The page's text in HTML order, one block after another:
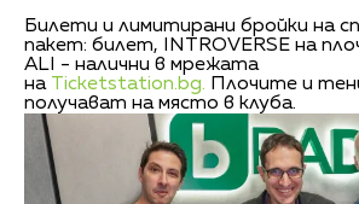
Билети и лимитирани бройки на
пакет: билет, INTROVERSE на
ALI - налични в мрежата
на Ticketstation.bg. Плочите и
получават на място в клуба.